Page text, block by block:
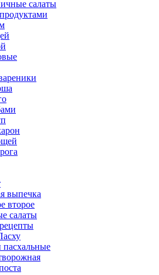
салаты
выпечка
второе
салаты
пасхальные